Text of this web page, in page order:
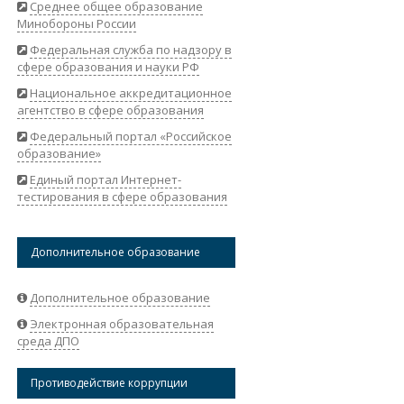
Среднее общее образование
Минобороны России
Федеральная служба по надзору в
сфере образования и науки РФ
Национальное аккредитационное
агентство в сфере образования
Федеральный портал «Российское
образование»
Единый портал Интернет-
тестирования в сфере образования
Дополнительное образование
Дополнительное образование
Электронная образовательная
среда ДПО
Противодействие коррупции